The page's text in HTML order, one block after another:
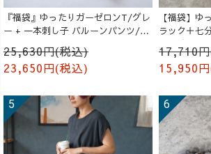
『福袋』ゆったりガーゼロンT/グレ
ー + 一本刺し子 バルーンパンツ/生
25,630円(税込)
23,650円(税込)
【福袋】
ラック＋七
ツ /ブルー
17,710
15,950